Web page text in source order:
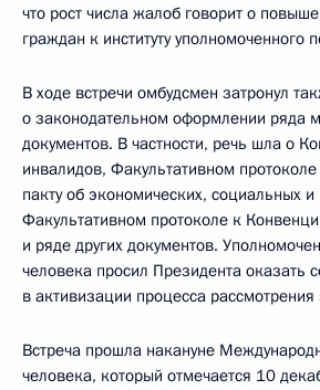
что рост числа жалоб говорит о
граждан к институту уполномоченного
В ходе встречи омбудсмен затронул
о законодательном оформлении ряда
документов. В частности, речь шла о
инвалидов, Факультативном
пакту об экономических, социальных и
Факультативном протоколе к
и ряде других документов.
человека просил Президента оказать
в активизации процесса рассмотрения
Встреча прошла накануне
человека, который отмечается 10